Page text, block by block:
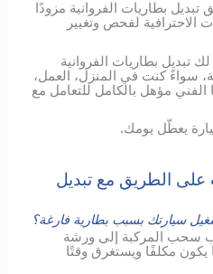
بطاريات الفروانية مزودًا
الاحترافية لفحص وتغيير
بطاريات الفروانية
سواءً كنت في المنزل، العمل،
الفني مؤهل بالكامل للتعامل مع
يعطّل يومك.
على الطريق مع تبديل
سيارتك بسبب بطارية فارغة؟
سحب المركبة إلى ورشة
يكون مكلفًا ويستغرق وقتًا